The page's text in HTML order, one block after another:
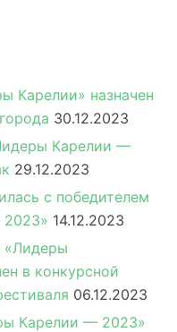
Карелии» назначен
30.12.2023
Карелии —
29.12.2023
с победителем
2023» 14.12.2023
«Лидеры
в конкурсной
06.12.2023
Карелии — 2023»